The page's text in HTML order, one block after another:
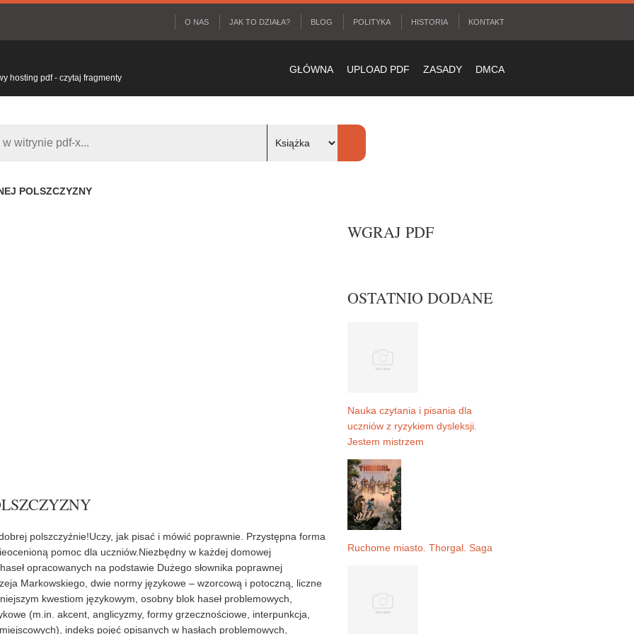
O NAS JAK TO DZIAŁA? BLOG POLITYKA HISTORIA KONTAKT
hosting pdf - czytaj fragmenty
GŁÓWNA UPLOAD PDF ZASADY DMCA
POLSZCZYZNY
polszczyźnie!Uczy, jak pisać i mówić poprawnie. Przystępna forma
pomoc dla uczniów.Niezbędny w każdej domowej
opracowanych na podstawie Dużego słownika poprawnej
Markowskiego, dwie normy językowe – wzorcową i potoczną, liczne
kwestiom językowym, osobny blok haseł problemowych,
(m.in. akcent, anglicyzmy, formy grzecznościowe, interpunkcja,
indeks pojęć opisanych w hasłach problemowych,
WGRAJ PDF
OSTATNIO DODANE
Nauka czytania i pisania dla
uczniów z ryzykiem dysleksji.
Jestem mistrzem
Ruchome miasto. Thorgal. Saga